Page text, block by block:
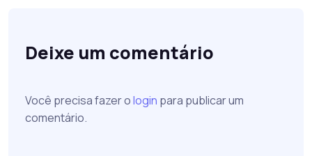
Deixe um comentário
Você precisa fazer ologin para publicar um
comentário.